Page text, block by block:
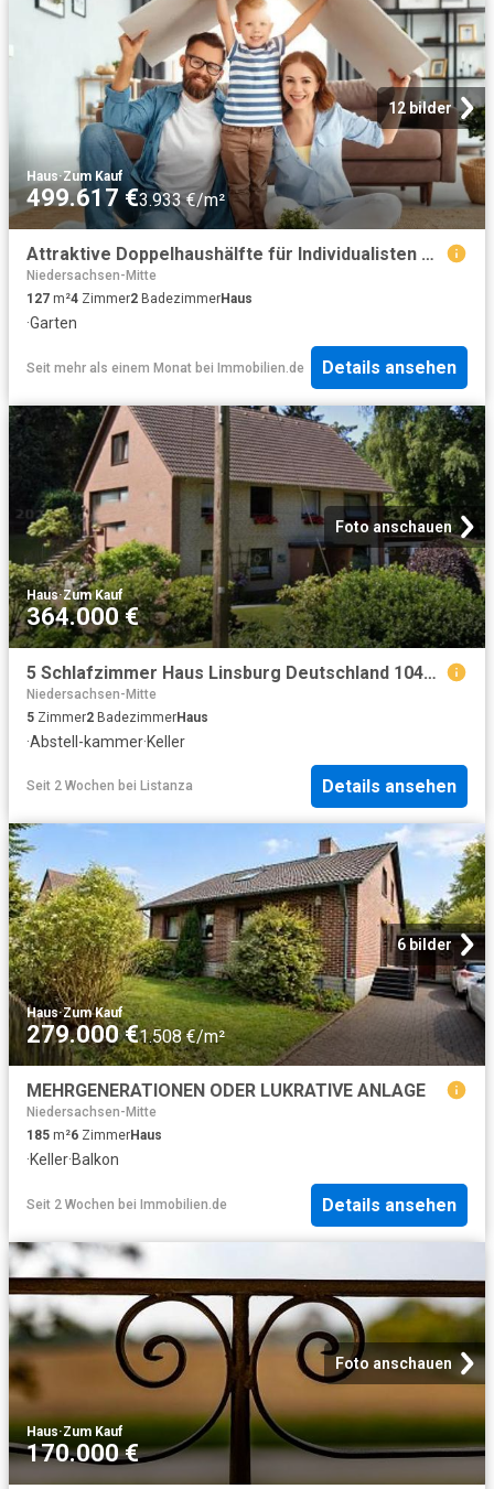
12 bilder
Haus·Zum Kauf
499.617 €3.933 €/m²
Attraktive Doppelhaushälfte für Individualisten mit Klinkeraktion
Niedersachsen-Mitte
127 m²4 Zimmer2 BadezimmerHaus
·Garten
Seit mehr als einem Monat bei Immobilien.de Details ansehen
Foto anschauen
Haus·Zum Kauf
364.000 €
5 Schlafzimmer Haus Linsburg Deutschland 104292728
Niedersachsen-Mitte
5 Zimmer2 BadezimmerHaus
·Abstell-kammer·Keller
Seit 2 Wochen bei Listanza Details ansehen
6 bilder
Haus·Zum Kauf
279.000 €1.508 €/m²
MEHRGENERATIONEN ODER LUKRATIVE ANLAGE
Niedersachsen-Mitte
185 m²6 ZimmerHaus
·Keller·Balkon
Seit 2 Wochen bei Immobilien.de Details ansehen
Foto anschauen
Haus·Zum Kauf
170.000 €